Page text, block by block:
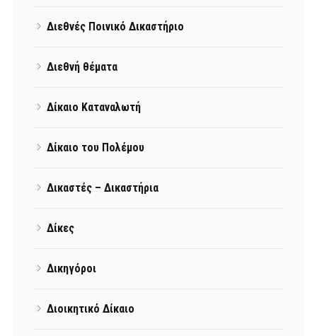
Διεθνές Ποινικό Δικαστήριο
Διεθνή θέματα
Δίκαιο Καταναλωτή
Δίκαιο του Πολέμου
Δικαστές – Δικαστήρια
Δίκες
Δικηγόροι
Διοικητικό Δίκαιο